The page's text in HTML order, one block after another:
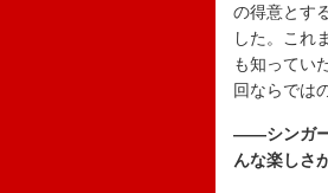
の得意とす
した。これ
も知ってい
回ならでは
――シンガー
んな楽しさ